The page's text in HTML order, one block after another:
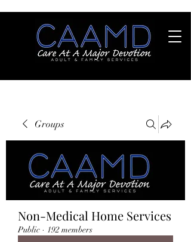
Groups
Non-Medical Home Services
Public · 192 members